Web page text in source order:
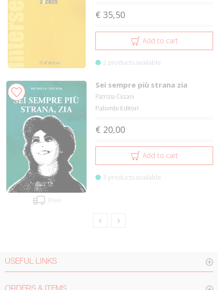
€ 35,50
Add to cart
2 products available
Free
Sei sempre più strana zia
Patrizia Ciccani
Palombi Editori
€ 20,00
Add to cart
3 products available
USEFUL LINKS